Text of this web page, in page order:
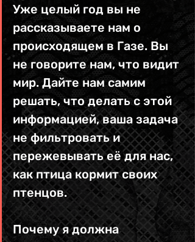
Уже целый год вы не
рассказываете нам о
происходящем в Газе. Вы
не говорите нам, что видит
мир. Дайте нам самим
решать, что делать с этой
информацией, ваша задача
не фильтровать и
пережевывать её для нас,
как птица кормит своих
птенцов.
Почему я должна